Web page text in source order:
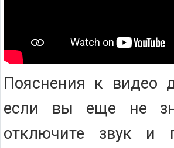
Пояснения к видео
если вы еще не
отключите звук и